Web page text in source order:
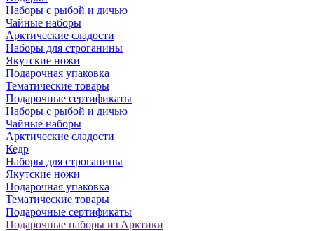
Наборы с рыбой и дичью
Чайные наборы
Арктические сладости
Наборы для строганины
Якутские ножи
Подарочная упаковка
Тематические товары
Подарочные сертификаты
Наборы с рыбой и дичью
Чайные наборы
Арктические сладости
Кедр
Наборы для строганины
Якутские ножи
Подарочная упаковка
Тематические товары
Подарочные сертификаты
Подарочные наборы из Арктики